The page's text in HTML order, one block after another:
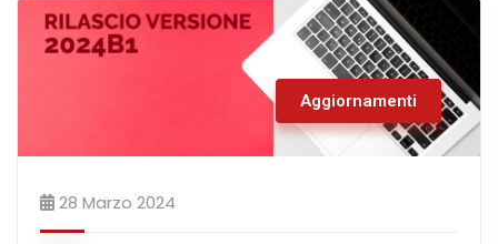
Aggiornamenti
28 Marzo 2024